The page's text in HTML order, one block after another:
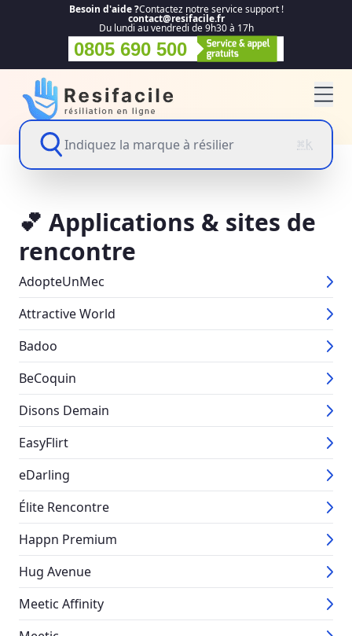
Besoin d'aide ?Contactez notre service support !
contact@resifacile.fr
Du lundi au vendredi de 9h30 à 17h
0805 690 500
Indiquez la marque à résilier ⌘k
💕 Applications & sites de
rencontre
AdopteUnMec
Attractive World
Badoo
BeCoquin
Disons Demain
EasyFlirt
eDarling
Élite Rencontre
Happn Premium
Hug Avenue
Meetic Affinity